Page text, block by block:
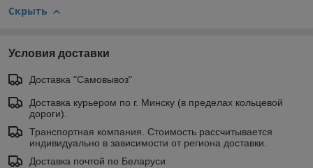
Скрыть
Условия доставки
Доставка "Самовывоз"
Доставка курьером по г. Минску (в пределах кольцевой
дороги).
Транспортная компания. Стоимость рассчитывается
индивидуально в зависимости от региона доставки.
Доставка почтой по Беларуси